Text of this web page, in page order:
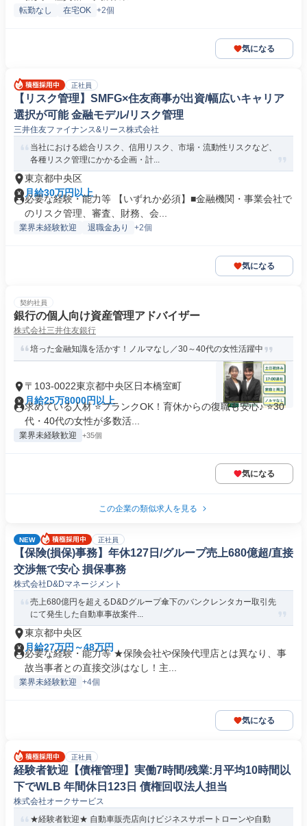
転勤なし 在宅OK +2個
気になる
正社員
【リスク管理】SMFG×住友商事が出資/幅広いキャリア
選択が可能 金融モデル/リスク管理
三井住友ファイナンス&リース株式会社
当社における総合リスク、信用リスク、市場・流動性リスクなど、
各種リスク管理にかかる企画・計...
東京都中央区
月給30万円以上
必要な経験・能力等 【いずれか必須】■金融機関・事業会社で
のリスク管理、審査、財務、会...
業界未経験歓迎 退職金あり +2個
気になる
契約社員
銀行の個人向け資産管理アドバイザー
株式会社三井住友銀行
培った金融知識を活かす！ノルマなし／30～40代の女性活躍中
〒103-0022東京都中央区日本橋室町
月給25万8000円以上
求めている人材 ⭐ブランクOK！育休からの復職も安心♪ ⭐30
代・40代の女性が多数活...
業界未経験歓迎 +35個
気になる
この企業の類似求人を見る
NEW 正社員
【保険(損保)事務】年休127日/グループ売上680億超/直接
交渉無で安心 損保事務
株式会社D&Dマネージメント
売上680億円を超えるD&Dグループ傘下のバンクレンタカー取引先
にて発生した自動車事故案件...
東京都中央区
月給27万円～48万円
必要な経験・能力等 ★保険会社や保険代理店とは異なり、事
故当事者との直接交渉はなし！主...
業界未経験歓迎 +4個
気になる
正社員
経験者歓迎【債権管理】実働7時間/残業:月平均10時間以
下でWLB 年間休日123日 債権回収法人担当
株式会社オークサービス
★経験者歓迎★ 自動車販売店向けビジネスサポートローンや自動